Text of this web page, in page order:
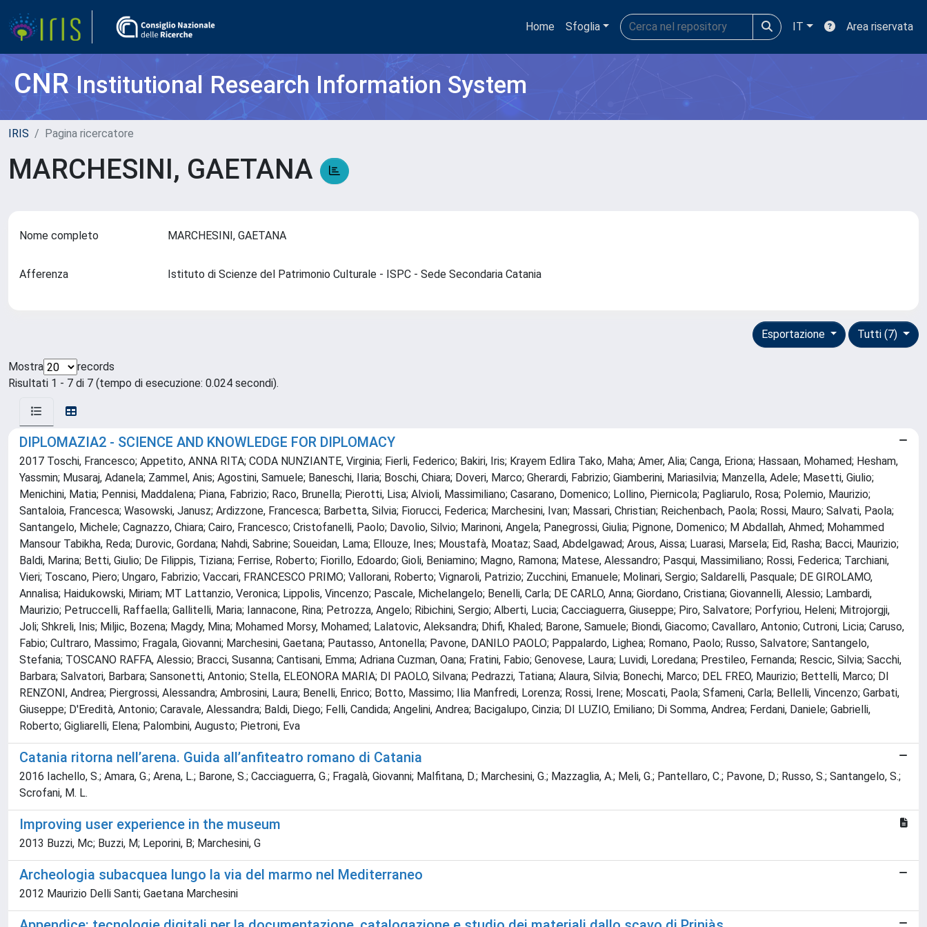
Home Sfoglia IT Area riservata
CNRInstitutional Research Information System
IRIS Pagina ricercatore
MARCHESINI, GAETANA
Nome completo MARCHESINI, GAETANA
Afferenza Istituto di Scienze del Patrimonio Culturale - ISPC - Sede Secondaria Catania
Tutti (7)
Esportazione
Mostra
records
Risultati 1 - 7 di 7 (tempo di esecuzione: 0.024 secondi).
DIPLOMAZIA2 - SCIENCE AND KNOWLEDGE FOR DIPLOMACY
2017 Toschi, Francesco; Appetito, ANNA RITA; CODA NUNZIANTE, Virginia; Fierli, Federico; Bakiri, Iris; Krayem Edlira Tako, Maha; Amer, Alia; Canga, Eriona; Hassaan, Mohamed; Hesham,
Yassmin; Musaraj, Adanela; Zammel, Anis; Agostini, Samuele; Baneschi, Ilaria; Boschi, Chiara; Doveri, Marco; Gherardi, Fabrizio; Giamberini, Mariasilvia; Manzella, Adele; Masetti, Giulio;
Menichini, Matia; Pennisi, Maddalena; Piana, Fabrizio; Raco, Brunella; Pierotti, Lisa; Alvioli, Massimiliano; Casarano, Domenico; Lollino, Piernicola; Pagliarulo, Rosa; Polemio, Maurizio;
Santaloia, Francesca; Wasowski, Janusz; Ardizzone, Francesca; Barbetta, Silvia; Fiorucci, Federica; Marchesini, Ivan; Massari, Christian; Reichenbach, Paola; Rossi, Mauro; Salvati, Paola;
Santangelo, Michele; Cagnazzo, Chiara; Cairo, Francesco; Cristofanelli, Paolo; Davolio, Silvio; Marinoni, Angela; Panegrossi, Giulia; Pignone, Domenico; M Abdallah, Ahmed; Mohammed
Mansour Tabikha, Reda; Durovic, Gordana; Nahdi, Sabrine; Soueidan, Lama; Ellouze, Ines; Moustafà, Moataz; Saad, Abdelgawad; Arous, Aissa; Luarasi, Marsela; Eid, Rasha; Bacci, Maurizio;
Baldi, Marina; Betti, Giulio; De Filippis, Tiziana; Ferrise, Roberto; Fiorillo, Edoardo; Gioli, Beniamino; Magno, Ramona; Matese, Alessandro; Pasqui, Massimiliano; Rossi, Federica; Tarchiani,
Vieri; Toscano, Piero; Ungaro, Fabrizio; Vaccari, FRANCESCO PRIMO; Vallorani, Roberto; Vignaroli, Patrizio; Zucchini, Emanuele; Molinari, Sergio; Saldarelli, Pasquale; DE GIROLAMO,
Annalisa; Haidukowski, Miriam; MT Lattanzio, Veronica; Lippolis, Vincenzo; Pascale, Michelangelo; Benelli, Carla; DE CARLO, Anna; Giordano, Cristiana; Giovannelli, Alessio; Lambardi,
Maurizio; Petruccelli, Raffaella; Gallitelli, Maria; Iannacone, Rina; Petrozza, Angelo; Ribichini, Sergio; Alberti, Lucia; Cacciaguerra, Giuseppe; Piro, Salvatore; Porfyriou, Heleni; Mitrojorgji,
Joli; Shkreli, Inis; Miljic, Bozena; Magdy, Mina; Mohamed Morsy, Mohamed; Lalatovic, Aleksandra; Dhifi, Khaled; Barone, Samuele; Biondi, Giacomo; Cavallaro, Antonio; Cutroni, Licia; Caruso,
Fabio; Cultraro, Massimo; Fragala, Giovanni; Marchesini, Gaetana; Pautasso, Antonella; Pavone, DANILO PAOLO; Pappalardo, Lighea; Romano, Paolo; Russo, Salvatore; Santangelo,
Stefania; TOSCANO RAFFA, Alessio; Bracci, Susanna; Cantisani, Emma; Adriana Cuzman, Oana; Fratini, Fabio; Genovese, Laura; Luvidi, Loredana; Prestileo, Fernanda; Rescic, Silvia; Sacchi,
Barbara; Salvatori, Barbara; Sansonetti, Antonio; Stella, ELEONORA MARIA; DI PAOLO, Silvana; Pedrazzi, Tatiana; Alaura, Silvia; Bonechi, Marco; DEL FREO, Maurizio; Bettelli, Marco; DI
RENZONI, Andrea; Piergrossi, Alessandra; Ambrosini, Laura; Benelli, Enrico; Botto, Massimo; Ilia Manfredi, Lorenza; Rossi, Irene; Moscati, Paola; Sfameni, Carla; Bellelli, Vincenzo; Garbati,
Giuseppe; D'Eredità, Antonio; Caravale, Alessandra; Baldi, Diego; Felli, Candida; Angelini, Andrea; Bacigalupo, Cinzia; DI LUZIO, Emiliano; Di Somma, Andrea; Ferdani, Daniele; Gabrielli,
Roberto; Gigliarelli, Elena; Palombini, Augusto; Pietroni, Eva
Catania ritorna nell’arena. Guida all’anfiteatro romano di Catania
2016 Iachello, S.; Amara, G.; Arena, L.; Barone, S.; Cacciaguerra, G.; Fragalà, Giovanni; Malfitana, D.; Marchesini, G.; Mazzaglia, A.; Meli, G.; Pantellaro, C.; Pavone, D.; Russo, S.; Santangelo, S.;
Scrofani, M. L.
Improving user experience in the museum
2013 Buzzi, Mc; Buzzi, M; Leporini, B; Marchesini, G
Archeologia subacquea lungo la via del marmo nel Mediterraneo
2012 Maurizio Delli Santi; Gaetana Marchesini